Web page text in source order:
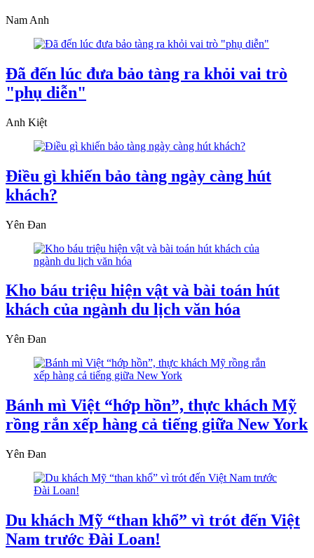
Nam Anh
Đã đến lúc đưa bảo tàng ra khỏi vai trò
"phụ diễn"
Anh Kiệt
Điều gì khiến bảo tàng ngày càng hút
khách?
Yên Đan
Kho báu triệu hiện vật và bài toán hút
khách của ngành du lịch văn hóa
Yên Đan
Bánh mì Việt “hớp hồn”, thực khách Mỹ
rồng rắn xếp hàng cả tiếng giữa New York
Yên Đan
Du khách Mỹ “than khổ” vì trót đến Việt
Nam trước Đài Loan!